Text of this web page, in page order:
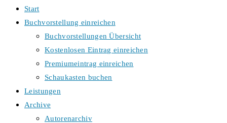
Start
Buchvorstellung einreichen
Buchvorstellungen Übersicht
Kostenlosen Eintrag einreichen
Premiumeintrag einreichen
Schaukasten buchen
Leistungen
Archive
Autorenarchiv